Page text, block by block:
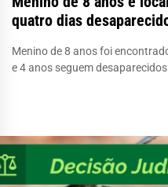
quatro dias
Menino de 8 anos foi
e 4 anos seguem desaparecidos